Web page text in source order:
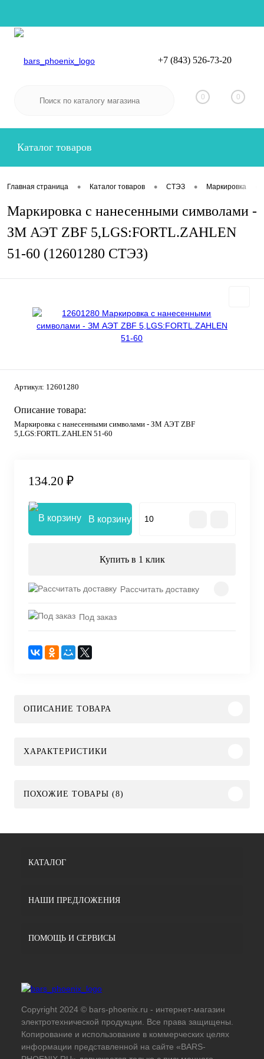
Вход
+7 (843) 526-73-20
0 0
Каталог товаров
Главная страница • Каталог товаров • СТЭЗ • Маркировка
Маркировка с нанесенными символами -
ЗМ АЭТ ZBF 5,LGS:FORTL.ZAHLEN
51-60 (12601280 СТЭЗ)
Артикул: 12601280
Описание товара:
Маркировка с нанесенными символами - ЗМ АЭТ ZBF
5,LGS:FORTL.ZAHLEN 51-60
134.20 ₽
В корзину
Купить в 1 клик
Рассчитать доставку
Под заказ
ОПИСАНИЕ ТОВАРА
ХАРАКТЕРИСТИКИ
ПОХОЖИЕ ТОВАРЫ (8)
КАТАЛОГ
НАШИ ПРЕДЛОЖЕНИЯ
ПОМОЩЬ И СЕРВИСЫ
Copyright 2024 © bars-phoenix.ru - интернет-магазин
электротехнической продукции. Все права защищены.
Копирование и использование в коммерческих целях
информации представленной на сайте «BARS-